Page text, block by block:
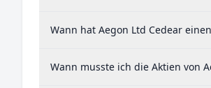
Wann hat Aegon Ltd Cedear
Wann musste ich die Aktien von